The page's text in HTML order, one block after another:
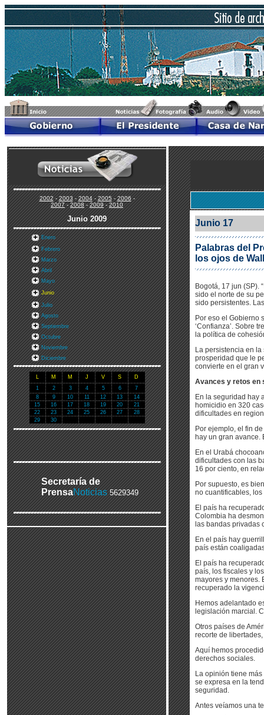
2002-2003-2004-2005-2006-
2007-2008-2009-2010
Junio 2009
Enero
Febrero
Marzo
Abril
Mayo
Junio
Julio
Agosto
Septiembre
Octubre
Noviembre
Diciembre
L M M J V S
D
1
2 3 4 5 6
7
8
9 10 11 12 13
14
15
16 17 18 19 20
21
22
23 24 25 26 27
28
29
30
Secretaría de
PrensaNoticias 5629349
Junio 17
Palabras del
los ojos de
Bogotá, 17 jun (SP).
sido el norte de su
sido persistentes.
Por eso el Gobierno
‘Confianza’. Sobre
la política de
La persistencia en
prosperidad que le
convierte en el gran
Avances y retos en
En la seguridad hay
homicidio en 320
dificultades en
Por ejemplo, el fin
hay un gran avance.
En el Urabá
dificultades con las
16 por ciento, en
Por supuesto, es
no cuantificables,
El país ha
Colombia ha
las bandas privadas
En el país hay
país están
El país ha
país, los fiscales y
mayores y menores.
recuperado la
Hemos adelantado
legislación marcial.
Otros países de
recorte de
Aquí hemos
derechos sociales.
La opinión tiene
se expresa en la
seguridad.
Antes veíamos una